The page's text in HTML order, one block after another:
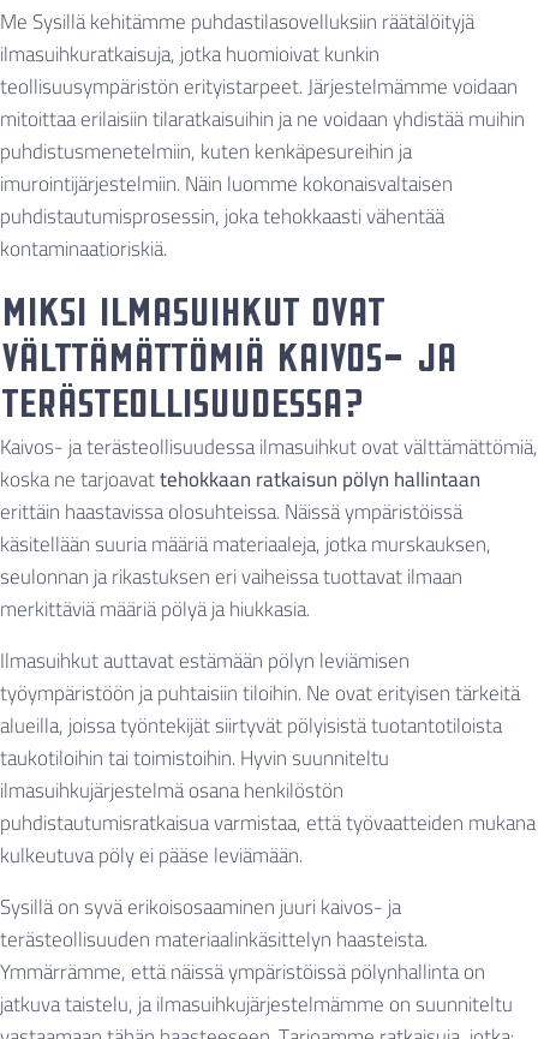
Me Sysillä kehitämme puhdastilasovelluksiin räätälöityjä
ilmasuihkuratkaisuja, jotka huomioivat kunkin
teollisuusympäristön erityistarpeet. Järjestelmämme voidaan
mitoittaa erilaisiin tilaratkaisuihin ja ne voidaan yhdistää muihin
puhdistusmenetelmiin, kuten kenkäpesureihin ja
imurointijärjestelmiin. Näin luomme kokonaisvaltaisen
puhdistautumisprosessin, joka tehokkaasti vähentää
kontaminaatioriskiä.
Miksi ilmasuihkut ovat
välttämättömiä kaivos- ja
terästeollisuudessa?
Kaivos- ja terästeollisuudessa ilmasuihkut ovat välttämättömiä,
koska ne tarjoavattehokkaan ratkaisun pölyn hallintaan
erittäin haastavissa olosuhteissa. Näissä ympäristöissä
käsitellään suuria määriä materiaaleja, jotka murskauksen,
seulonnan ja rikastuksen eri vaiheissa tuottavat ilmaan
merkittäviä määriä pölyä ja hiukkasia.
Ilmasuihkut auttavat estämään pölyn leviämisen
työympäristöön ja puhtaisiin tiloihin. Ne ovat erityisen tärkeitä
alueilla, joissa työntekijät siirtyvät pölyisistä tuotantotiloista
taukotiloihin tai toimistoihin. Hyvin suunniteltu
ilmasuihkujärjestelmä osana henkilöstön
puhdistautumisratkaisua varmistaa, että työvaatteiden mukana
kulkeutuva pöly ei pääse leviämään.
Sysillä on syvä erikoisosaaminen juuri kaivos- ja
terästeollisuuden materiaalinkäsittelyn haasteista.
Ymmärrämme, että näissä ympäristöissä pölynhallinta on
jatkuva taistelu, ja ilmasuihkujärjestelmämme on suunniteltu